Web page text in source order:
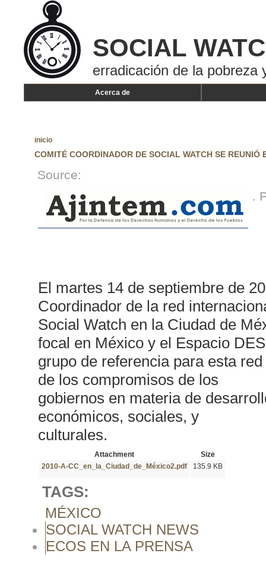
SOCIAL
erradicación de la pobreza
Acerca de
inicio
COMITÉ COORDINADOR DE SOCIAL WATCH SE REUNIÓ
Source:
.
El martes 14 de septiembre de
Coordinador de la red
Social Watch en la Ciudad de
focal en México y el Espacio
grupo de referencia para esta
de los compromisos de los
gobiernos en materia de
económicos, sociales, y
culturales.
Attachment
Size
2010-A-CC_en_la_Ciudad_de_México2.pdf
135.9 KB
TAGS:
MÉXICO
SOCIAL WATCH NEWS
ECOS EN LA PRENSA